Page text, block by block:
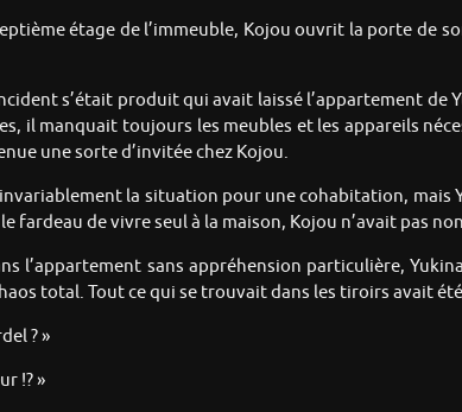
étage de l’immeuble, Kojou ouvrit la porte de
s’était produit qui avait laissé l’appartement
il manquait toujours les meubles et les appareils
une sorte d’invitée chez Kojou.
la situation pour une cohabitation, mais
fardeau de vivre seul à la maison, Kojou n’avait pas
l’appartement sans appréhension particulière,
total. Tout ce qui se trouvait dans les tiroirs avait
? »
!? »